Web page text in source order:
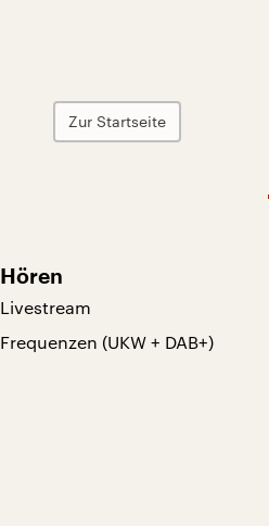
Zur Startseite
Hören
Livestream
Frequenzen (UKW + DAB+)